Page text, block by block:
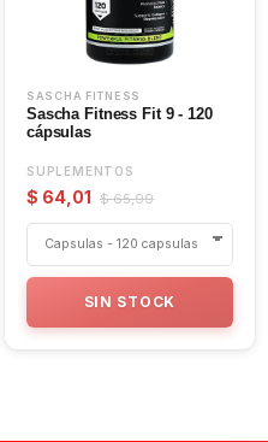
SASCHA FITNESS
Sascha Fitness Fit 9 - 120
cápsulas
SUPLEMENTOS
$ 64,01 $ 65,99
SIN STOCK